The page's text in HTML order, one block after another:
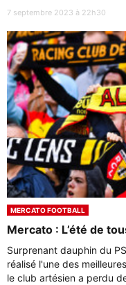
7 septembre 2023 à 22h30
MERCATO FOOTBALL
Mercato : L’été de
Surprenant dauphin du
réalisé l'une des
le club artésien a perdu